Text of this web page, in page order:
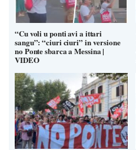
“Cu voli u ponti avi a ittari
sangu”: “ciuri ciuri” in versione
no Ponte sbarca a Messina |
VIDEO